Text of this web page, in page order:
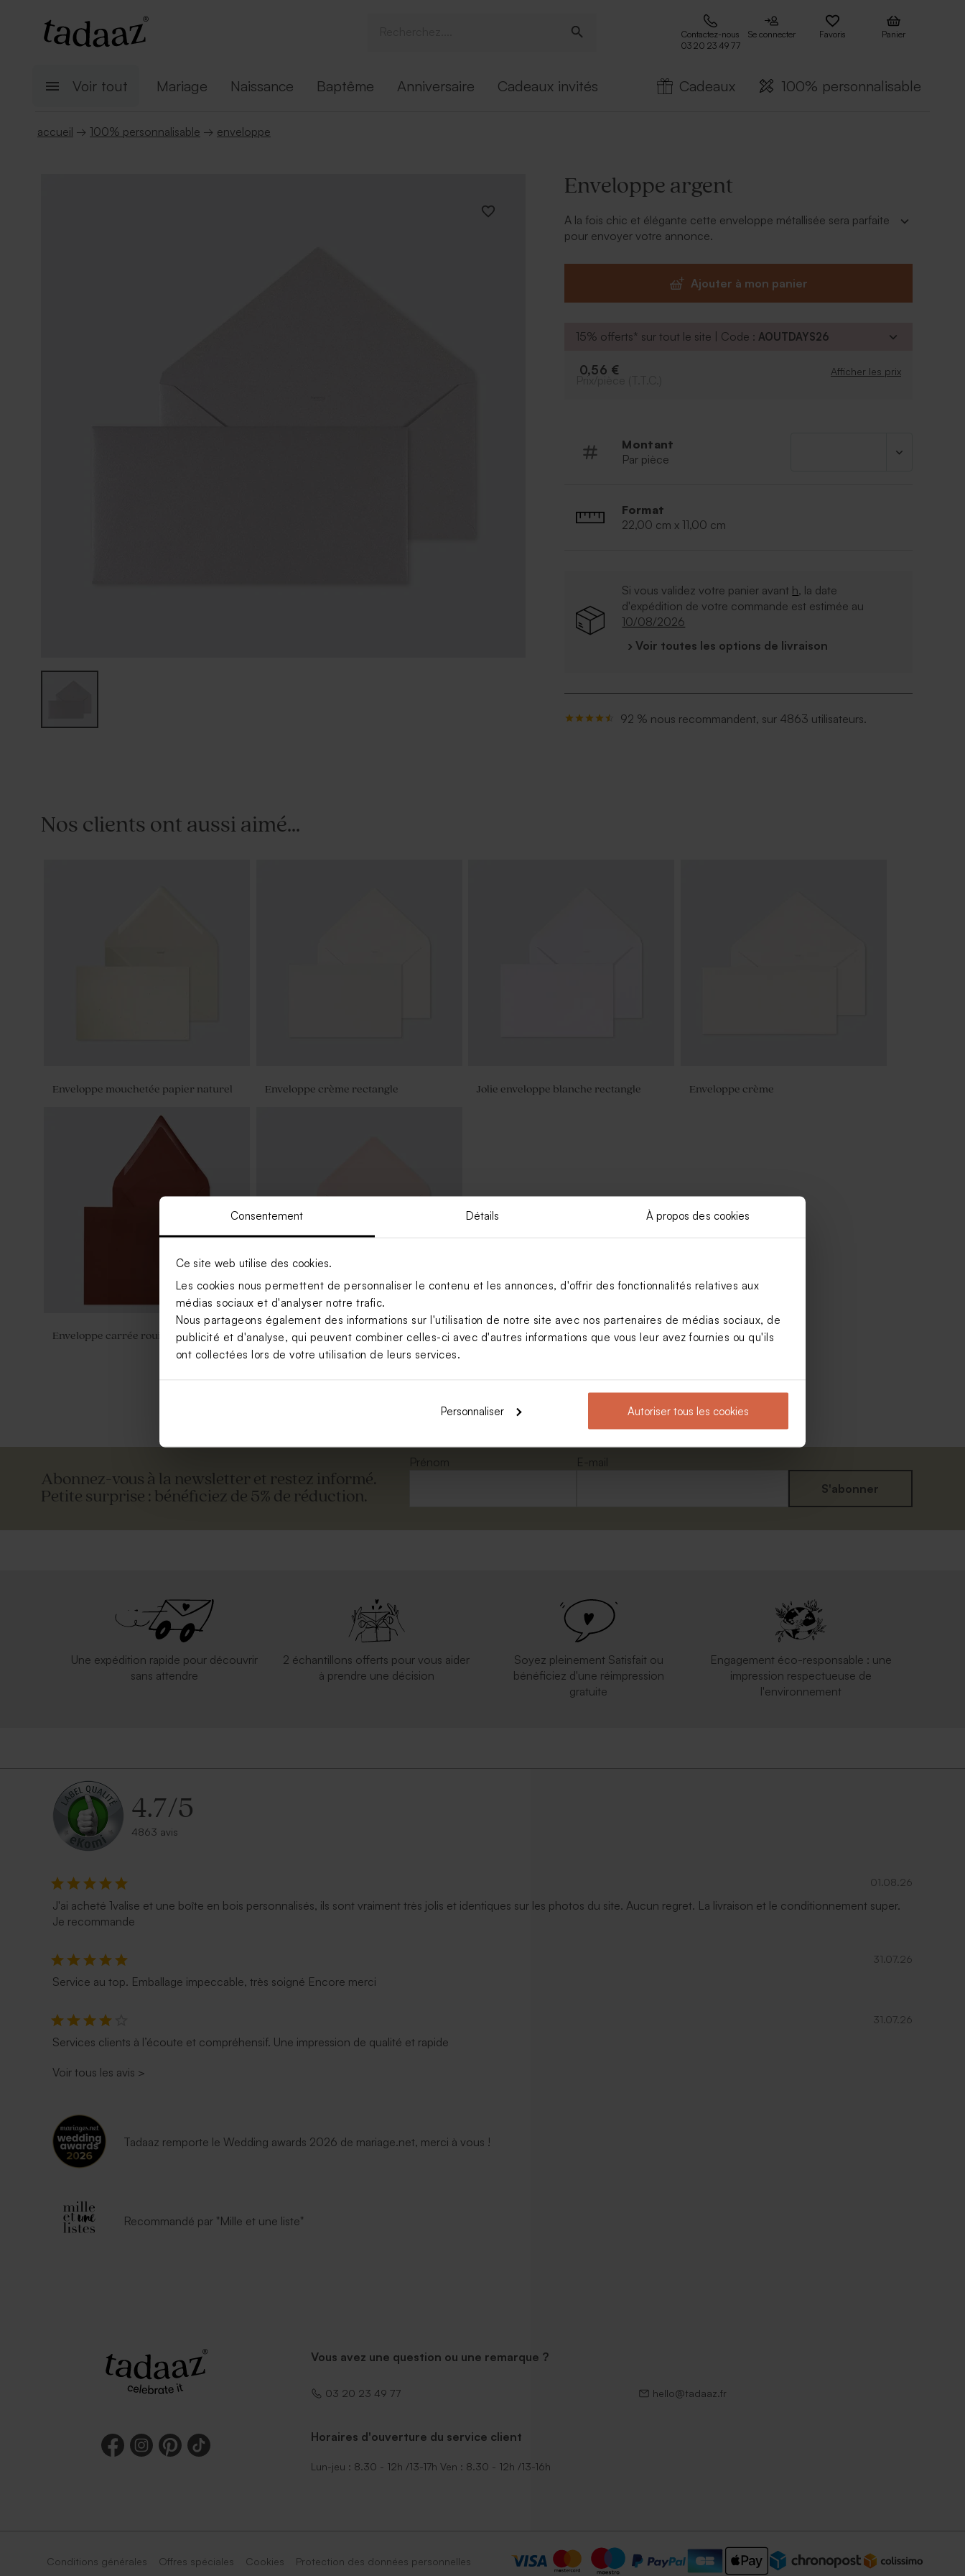
Consentement Détails À propos des cookies
Ce site web utilise des cookies.
Les cookies nous permettent de personnaliser le contenu et les annonces, d'offrir des fonctionnalités relatives aux
médias sociaux et d'analyser notre trafic.
Nous partageons également des informations sur l'utilisation de notre site avec nos partenaires de médias sociaux, de
publicité et d'analyse, qui peuvent combiner celles-ci avec d'autres informations que vous leur avez fournies ou qu'ils
ont collectées lors de votre utilisation de leurs services.
Personnaliser Autoriser tous les cookies
Contactez-nous
03 20 23 49 77
Se connecter Favoris Panier
Voir tout Mariage Naissance Baptême Anniversaire Cadeaux invités Cadeaux 100% personnalisable
accueil → 100% personnalisable → enveloppe
Enveloppe argent
A la fois chic et élégante cette enveloppe métallisée sera parfaite
pour envoyer votre annonce.
Ajouter à mon panier
15% offerts* sur tout le site | Code :AOUTDAYS26
0,56 € Afficher les prix
Montant
Par pièce
Format
22,00 cm x 11,00 cm
Si vous validez votre panier avant h, la date
d'expédition de votre commande est estimée au
10/08/2026
› Voir toutes les options de livraison
92 % nous recommandent, sur 4863 utilisateurs.
Nos clients ont aussi aimé...
Enveloppe mouchetée papier naturel Enveloppe crème rectangle Jolie enveloppe blanche rectangle Enveloppe crème
Enveloppe carrée rouille Enveloppe rectangle rose nude
Abonnez-vous à la newsletter et restez informé.
Petite surprise : bénéficiez de 5% de réduction.
Prénom
E-mail
S'abonner
Une expédition rapide pour découvrir
sans attendre
2 échantillons offerts pour vous aider
à prendre une décision
Soyez pleinement Satisfait ou
bénéficiez d'une réimpression
gratuite
Engagement éco-responsable : une
impression respectueuse de
l'environnement
4.7/5
4863 avis
01.08.26
J'ai acheté 1valise et une boîte en bois personnalisés, ils sont vraiment très jolis et identiques sur les photos du site. Aucun regret. La livraison et le conditionnement super.
Je recommande
31.07.26
Service au top. Emballage impeccable, très soigné Encore merci
31.07.26
Services clients à l’écoute et compréhensif. Une impression de qualité et rapide
Voir tous les avis >
Tadaaz remporte le Wedding awards 2026 de mariage.net, merci à vous !
Recommandé par "Mille et une liste"
Vous avez une question ou une remarque ?
03 20 23 49 77 hello@tadaaz.fr
Horaires d'ouverture du service client
Lun-jeu : 8.30 - 12h /13-17h Ven : 8.30 - 12h /13-16h
Conditions générales Offres spéciales Cookies Protection des données personnelles